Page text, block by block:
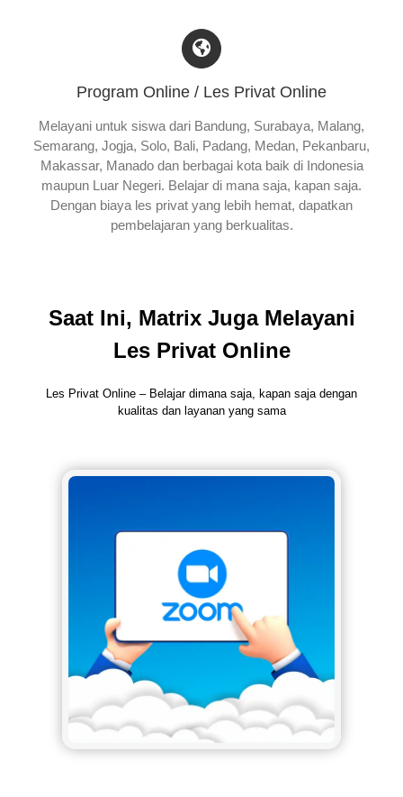
Program Online / Les Privat Online
Melayani untuk siswa dari Bandung, Surabaya, Malang,
Semarang, Jogja, Solo, Bali, Padang, Medan, Pekanbaru,
Makassar, Manado dan berbagai kota baik di Indonesia
maupun Luar Negeri. Belajar di mana saja, kapan saja.
Dengan biaya les privat yang lebih hemat, dapatkan
pembelajaran yang berkualitas.
Saat Ini, Matrix Juga Melayani
Les Privat Online
Les Privat Online – Belajar dimana saja, kapan saja dengan
kualitas dan layanan yang sama